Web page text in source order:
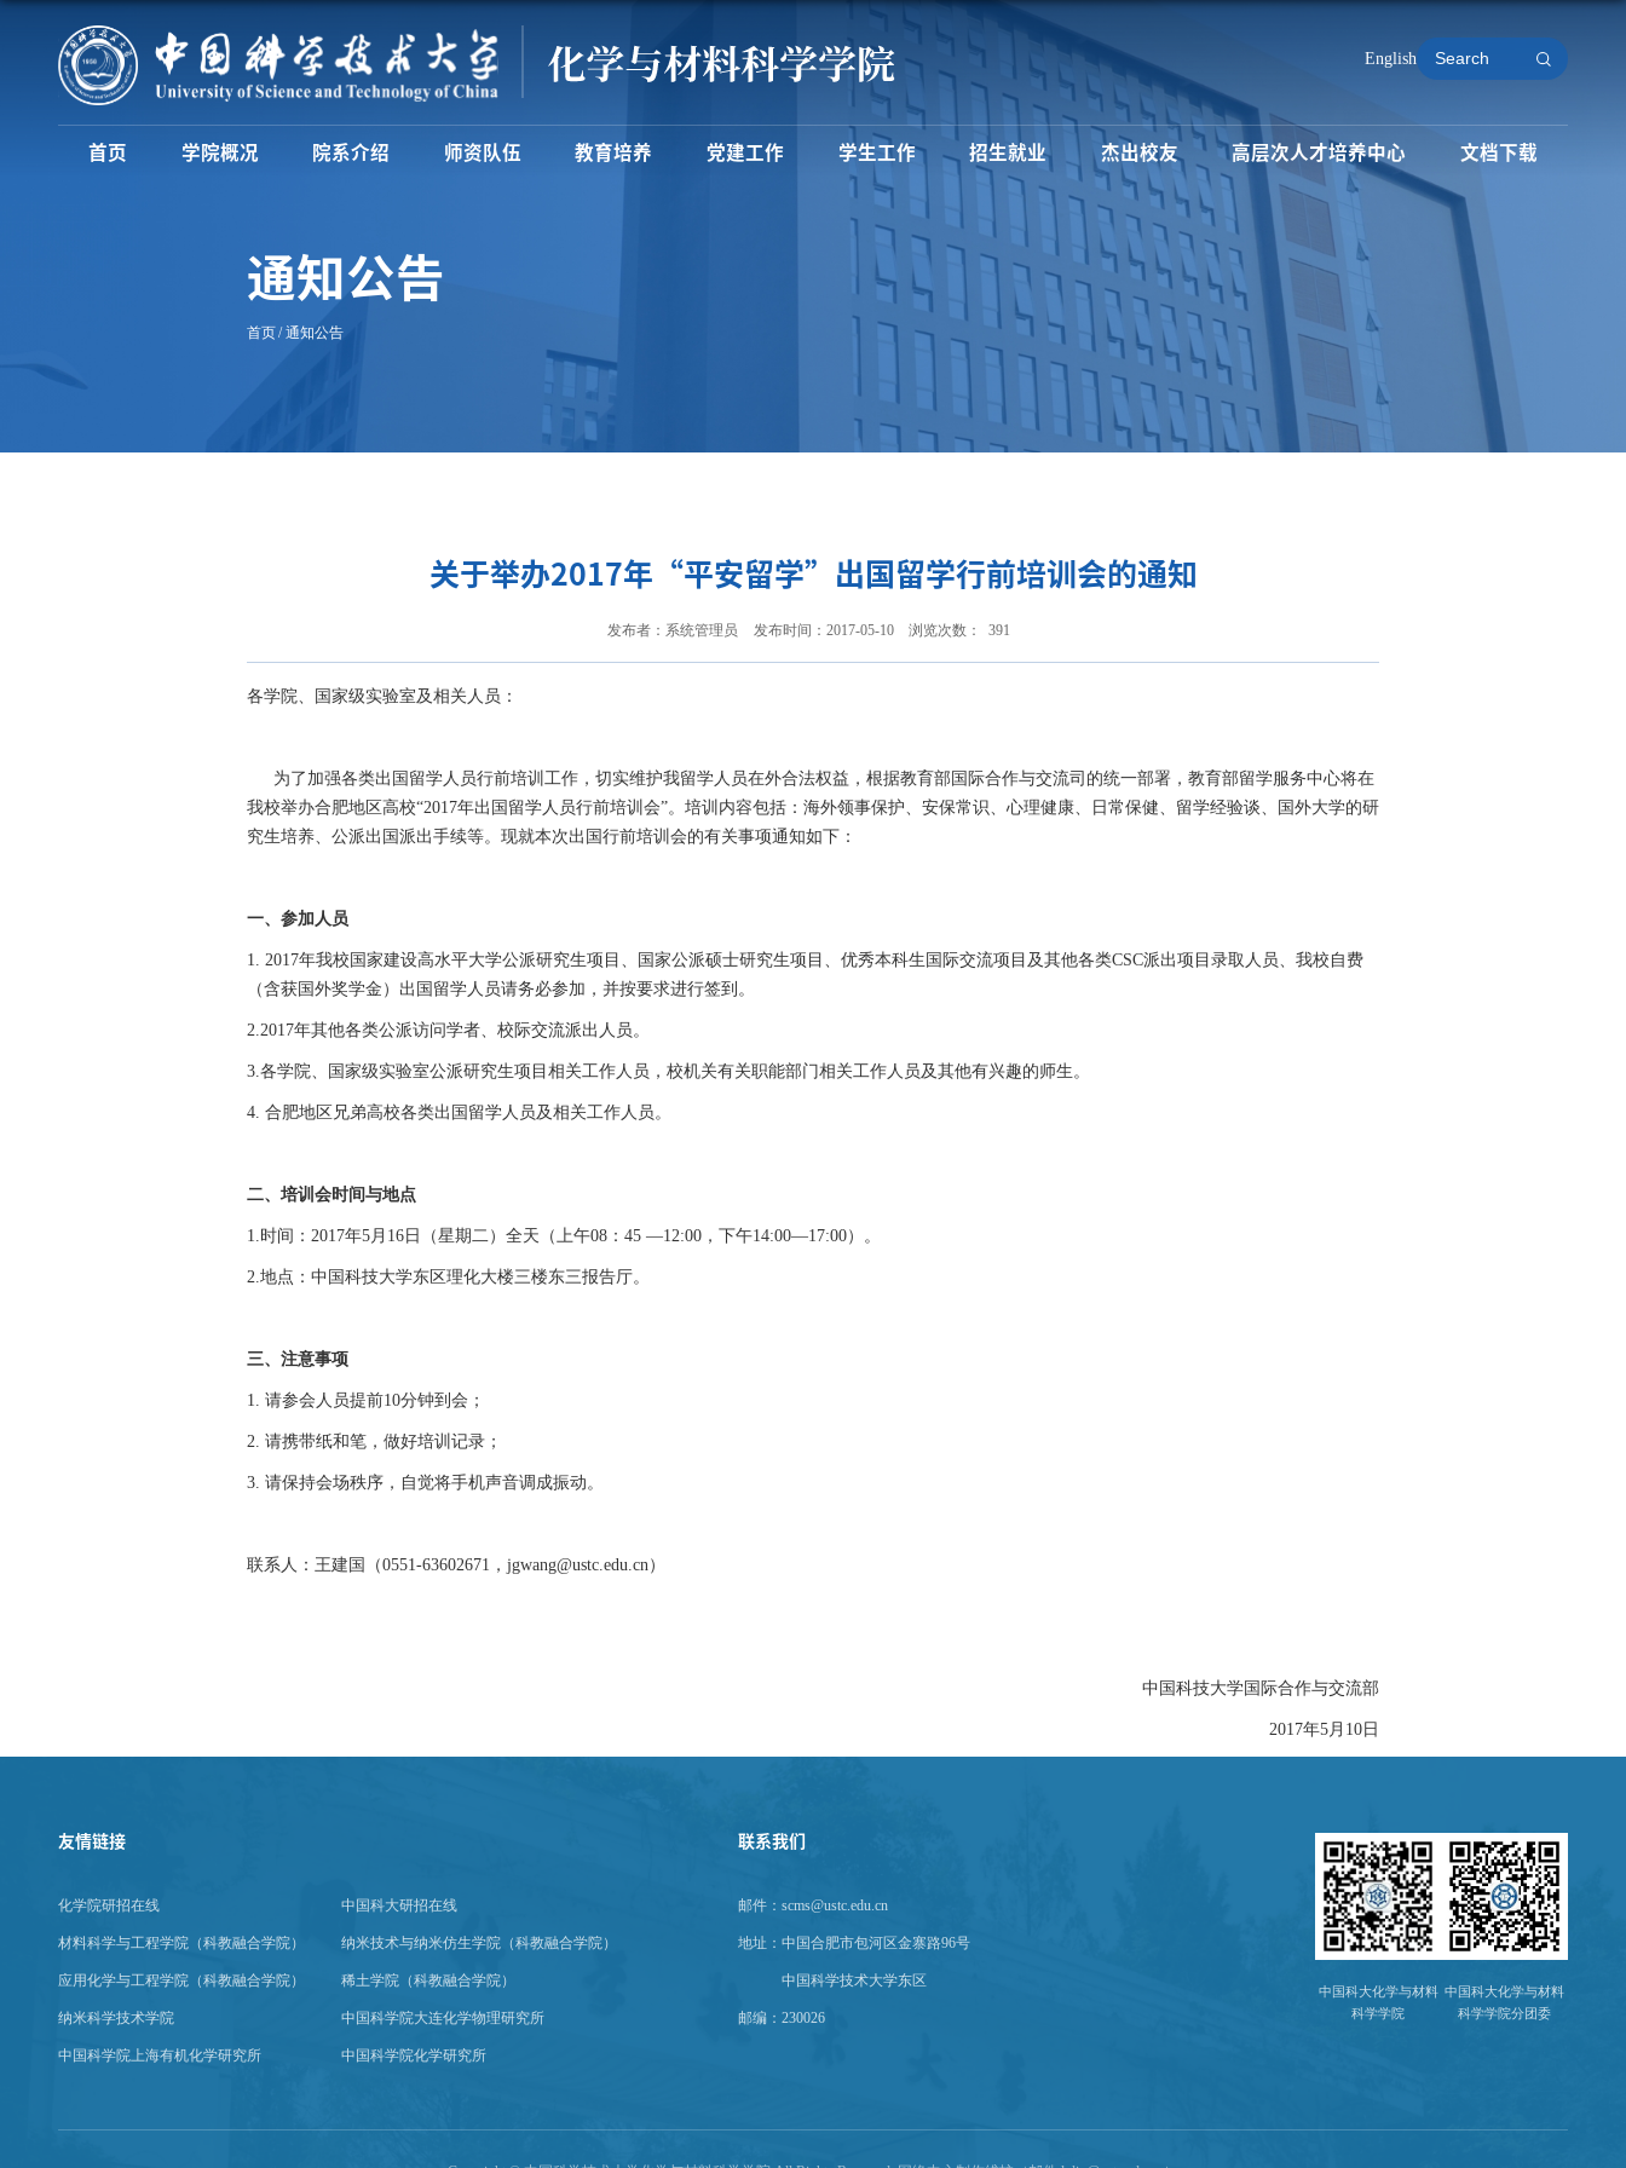
English
首页 学院概况 院系介绍 师资队伍 教育培养 党建工作 学生工作 招生就业 杰出校友 高层次人才培养中心 文档下载
通知公告
首页 通知公告
关于举办2017年“平安留学”出国留学行前培训会的通知
发布者：系统管理员 发布时间：2017-05-10 浏览次数： 391
各学院、国家级实验室及相关人员：
为了加强各类出国留学人员行前培训工作，切实维护我留学人员在外合法权益，根据教育部国际合作与交流司的统一部署，教育部留学服务中心将在
我校举办合肥地区高校“2017年出国留学人员行前培训会”。培训内容包括：海外领事保护、安保常识、心理健康、日常保健、留学经验谈、国外大学的研
究生培养、公派出国派出手续等。现就本次出国行前培训会的有关事项通知如下：
一、参加人员
1. 2017年我校国家建设高水平大学公派研究生项目、国家公派硕士研究生项目、优秀本科生国际交流项目及其他各类CSC派出项目录取人员、我校自费
（含获国外奖学金）出国留学人员请务必参加，并按要求进行签到。
2.2017年其他各类公派访问学者、校际交流派出人员。
3.各学院、国家级实验室公派研究生项目相关工作人员，校机关有关职能部门相关工作人员及其他有兴趣的师生。
4. 合肥地区兄弟高校各类出国留学人员及相关工作人员。
二、培训会时间与地点
1.时间：2017年5月16日（星期二）全天（上午08：45 —12:00， 下午14:00—17:00）。
2.地点：中国科技大学东区理化大楼三楼东三报告厅。
三、注意事项
1. 请参会人员提前10分钟到会；
2. 请携带纸和笔，做好培训记录；
3. 请保持会场秩序，自觉将手机声音调成振动。
联系人：王建国（0551-63602671，jgwang@ustc.edu.cn）
中国科技大学国际合作与交流部
2017年5月10日
友情链接
化学院研招在线 中国科大研招在线
材料科学与工程学院（科教融合学院） 纳米技术与纳米仿生学院（科教融合学院）
应用化学与工程学院（科教融合学院） 稀土学院（科教融合学院）
纳米科学技术学院 中国科学院大连化学物理研究所
中国科学院上海有机化学研究所 中国科学院化学研究所
联系我们
邮件：scms@ustc.edu.cn
地址： 中国合肥市包河区金寨路96号
中国科学技术大学东区
邮编：230026
中国科大化学与材料
科学学院
中国科大化学与材料
科学学院分团委